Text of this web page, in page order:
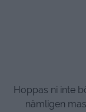
Hoppas ni inte
nämligen